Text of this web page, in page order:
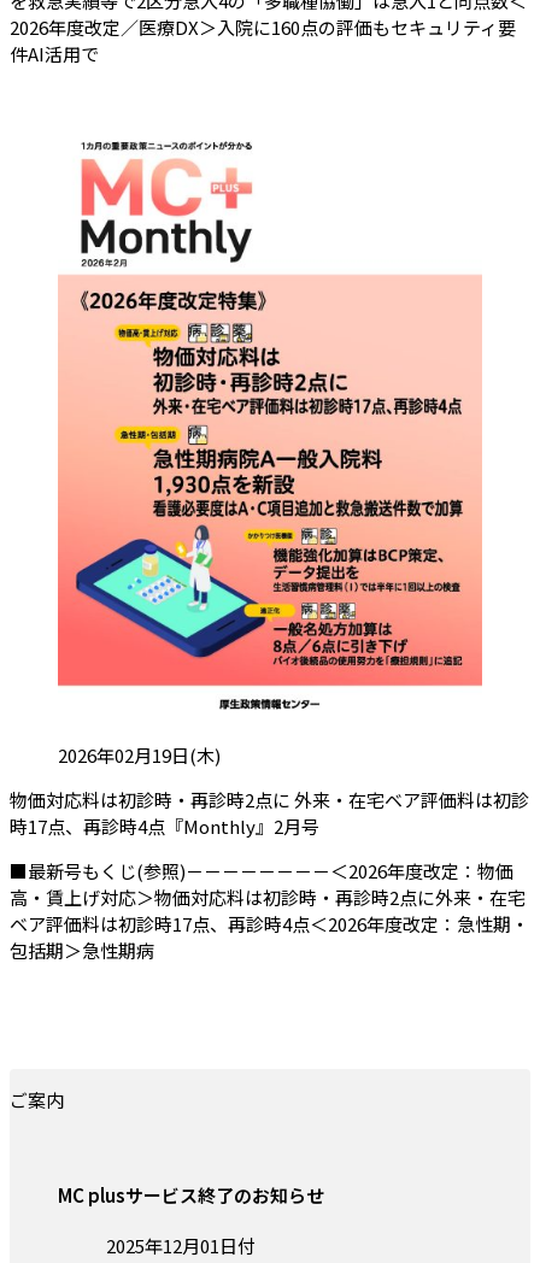
2026年度改定／医療DX＞入院に160点の評価もセキュリティ要
件AI活用で
投稿日:2026年02月19日(木)
物価対応料は初診時・再診時2点に 外来・在宅ベア評価料は初診
時17点、再診時4点『Monthly』2月号
■最新号もくじ(参照)－－－－－－－－＜2026年度改定：物価
高・賃上げ対応＞物価対応料は初診時・再診時2点に外来・在宅
ベア評価料は初診時17点、再診時4点＜2026年度改定：急性期・
包括期＞急性期病
ご案内
MC plusサービス終了のお知らせ
投稿日:2025年12月01日付